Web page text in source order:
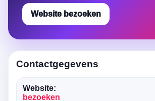
Website bezoeken
Contactgegevens
Website:
bezoeken